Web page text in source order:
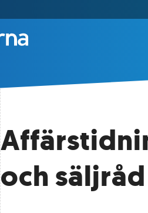
och säljråd